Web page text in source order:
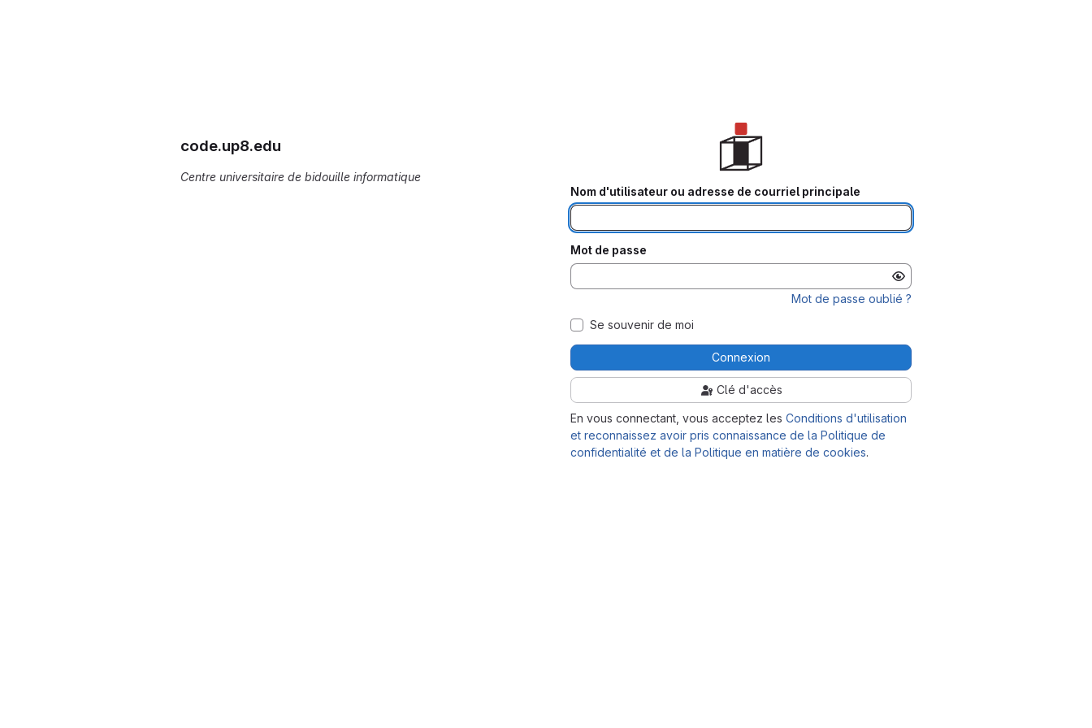
code.up8.edu
Centre universitaire de bidouille informatique
Nom d'utilisateur ou adresse de courriel principale
Mot de passe
Mot de passe oublié ?
Se souvenir de moi
Connexion
Clé d'accès
En vous connectant, vous acceptez les Conditions d'utilisation
et reconnaissez avoir pris connaissance de la Politique de
confidentialité et de la Politique en matière de cookies.